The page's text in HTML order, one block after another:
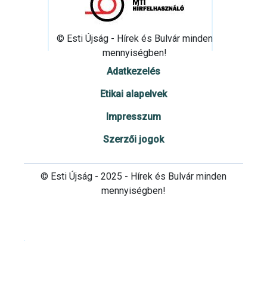
© Esti Újság - Hírek és Bulvár minden
mennyiségben!
Adatkezelés
Etikai alapelvek
Impresszum
Szerzői jogok
© Esti Újság - 2025 - Hírek és Bulvár minden
mennyiségben!